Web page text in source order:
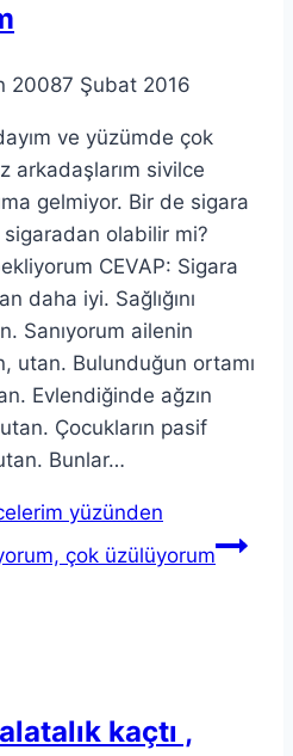
20087 Şubat 2016
ve yüzümde çok
arkadaşlarım sivilce
gelmiyor. Bir de sigara
olabilir mi?
CEVAP: Sigara
daha iyi. Sağlığını
Sanıyorum ailenin
utan. Bulunduğun ortamı
Evlendiğinde ağzın
Çocukların pasif
Bunlar…
yüzünden
çok üzülüyorum
kaçtı ,